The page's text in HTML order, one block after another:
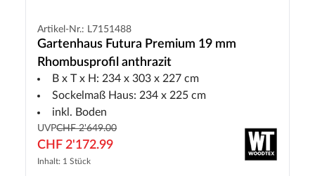
Artikel-Nr.: L7151488
Gartenhaus Futura Premium 19 mm
Rhombusprofil anthrazit
B x T x H: 234 x 303 x 227 cm
Sockelmaß Haus: 234 x 225 cm
inkl. Boden
UVPCHF 2'649.00
CHF 2'172.99
Inhalt: 1 Stück